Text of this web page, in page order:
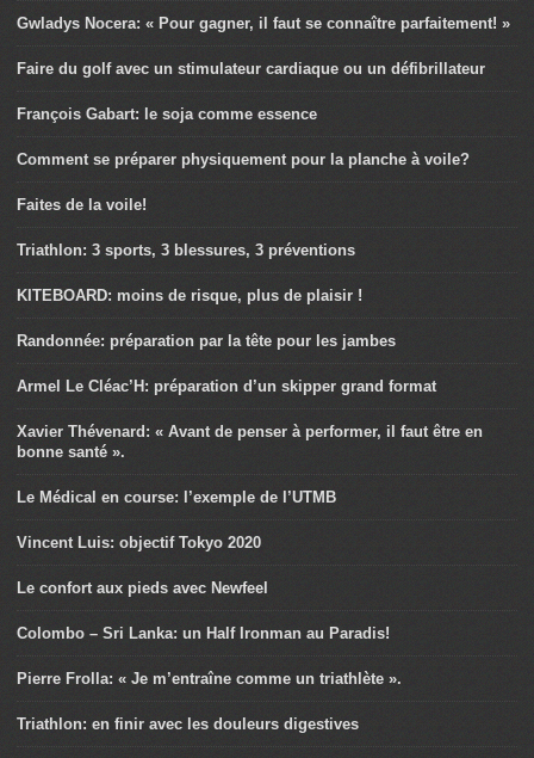
Gwladys Nocera: « Pour gagner, il faut se connaître parfaitement! »
Faire du golf avec un stimulateur cardiaque ou un défibrillateur
François Gabart: le soja comme essence
Comment se préparer physiquement pour la planche à voile?
Faites de la voile!
Triathlon: 3 sports, 3 blessures, 3 préventions
KITEBOARD: moins de risque, plus de plaisir !
Randonnée: préparation par la tête pour les jambes
Armel Le Cléac’H: préparation d’un skipper grand format
Xavier Thévenard: « Avant de penser à performer, il faut être en
bonne santé ».
Le Médical en course: l’exemple de l’UTMB
Vincent Luis: objectif Tokyo 2020
Le confort aux pieds avec Newfeel
Colombo – Sri Lanka: un Half Ironman au Paradis!
Pierre Frolla: « Je m’entraîne comme un triathlète ».
Triathlon: en finir avec les douleurs digestives